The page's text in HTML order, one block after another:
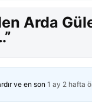
Arda
ve en son 1 ay 2 hafta